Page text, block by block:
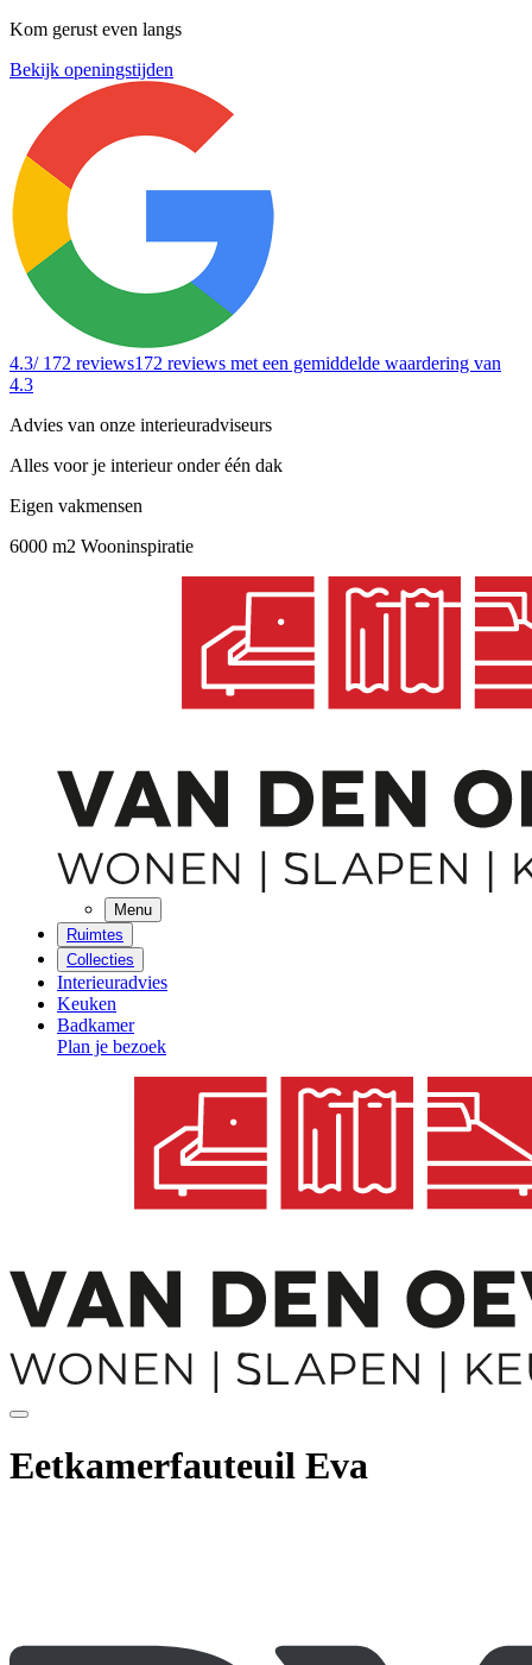
Kom gerust even langs
Bekijk openingstijden
4.3/ 172 reviews172 reviews met een gemiddelde waardering van
4.3
Advies van onze interieuradviseurs
Alles voor je interieur onder één dak
Eigen vakmensen
6000 m2 Wooninspiratie
Menu
Ruimtes
Collecties
Interieuradvies
Keuken
Badkamer
Plan je bezoek
Eetkamerfauteuil Eva